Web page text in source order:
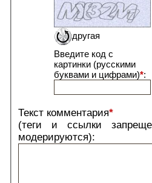
другая
Введите код с
картинки (русскими
буквами и цифрами)*:
Текст комментария*
(теги и ссылки
модерируются):